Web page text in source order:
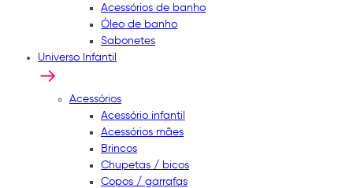
Acessórios de banho
Óleo de banho
Sabonetes
Universo Infantil
Acessórios
Acessório infantil
Acessórios mães
Brincos
Chupetas / bicos
Copos / garrafas